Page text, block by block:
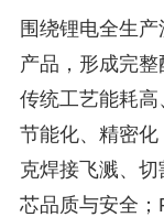
围绕锂电全生
产品，形成完
传统工艺能耗
节能化、精密
克焊接飞溅、
芯品质与安全